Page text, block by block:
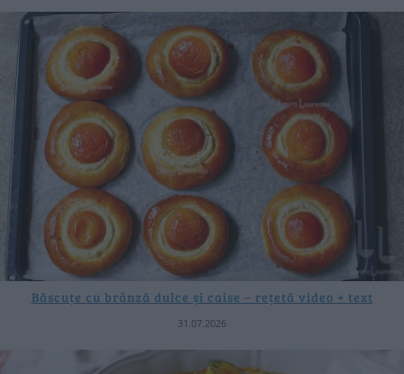
Băscuțe cu brânză dulce și caise – rețetă video + text
31.07.2026